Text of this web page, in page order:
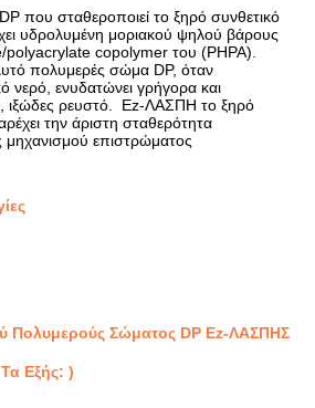
που σταθεροποιεί το ξηρό συνθετικό
υδρολυμένη μοριακού ψηλού βάρους
polyacrylate copolymer του (PHPA).
πολυμερές σώμα DP, όταν
νερό, ενυδατώνει γρήγορα και
ιξώδες ρευστό. Ez-ΛΑΣΠΗ το ξηρό
την άριστη σταθερότητα
επιστρώματος
Πολυμερούς Σώματος DP Ez-ΛΑΣΠΗΣ
Εξής: )